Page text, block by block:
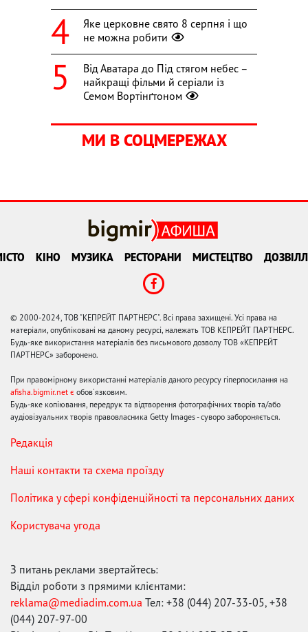
Яке церковне свято 8 серпня і що
не можна робити
Від Аватара до Під стягом небес –
найкращі фільми й серіали із
Семом Вортінґтоном
МИ В СОЦМЕРЕЖАХ
КІНО МУЗИКА РЕСТОРАНИ МИСТЕЦТВО
© 2000-2024, ТОВ "КЕПРЕЙТ ПАРТНЕРС". Всі права захищені. Усі права на
матеріали, опубліковані на даному ресурсі, належать ТОВ КЕПРЕЙТ ПАРТНЕРС.
Будь-яке використання матеріалів без письмового дозволу ТОВ «КЕПРЕЙТ
ПАРТНЕРС» заборонено.
При правомірному використанні матеріалів даного ресурсу гіперпосилання на
afisha.bigmir.net є обов'язковим.
Будь-яке копіювання, передрук та відтворення фотографічних творів та/або
аудіовізуальних творів правовласника Getty Images - суворо забороняється.
Редакція
Наші контакти та схема проїзду
Політика у сфері конфіденційності та персональних даних
Користувача угода
З питань реклами звертайтесь:
Відділ роботи з прямими клієнтами:
reklama@mediadim.com.ua Тел: +38 (044) 207-33-05, +38
(044) 207-97-00